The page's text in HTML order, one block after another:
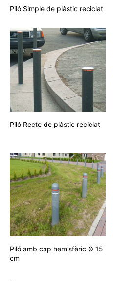
Piló Simple de plàstic reciclat
Piló Recte de plàstic reciclat
Piló amb cap hemisfèric Ø 15
cm